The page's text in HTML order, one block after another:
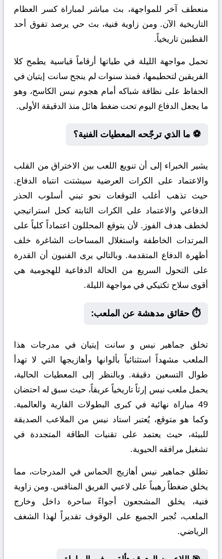
منعطف آخر للمواجهة، بث مباشر لمباراة كسر العظام
التاريخية الآن. ومن زاوية فنية، بث حي يرصد تفوق أحد
القطبين تاريخياً.
تحمل مواجهة الليلة في طياتها أرقاماً قياسية يطمح كلا
الفريقين لتحطيمها، فمنذ سنوات لم ينجح سانت إيتيان في
الحفاظ على نظافة شباكه أمام هجوم نيس الكاسح، وهو
ما يجعل الدفاع اليوم تحت ضغط هائل منذ الدقيقة الأولى.
⚽ ما الذي ترجّحه المعطيات الفنية؟
يشير الخبراء إلى أن تنويع اللعب بين الاختراق من القلب
والاعتماد على الكرات العرضية سيشتت انتباه الدفاع.
حيث تذهب أغلب التوقعات نحو تبني أسلوب الحذر
الدفاعي والاعتماد على الكرات الثابتة كحل استراتيجي
لخطف هدف الفوز. لأن يتوقع المحللون اعتماداً كلياً على
المرتدات الخاطفة واستغلال المساحات الشاغرة خلف
أظهرة الدفاع المتقدمة. وبالتالي يرى الفنيون أن القدرة
على التحول السريع من الحالة الدفاعية للهجومية هي
أقوى سلاح تكتيكي في مواجهة الليلة.
⏱️ حقائق مدهشة عن الملعب:
تخلق جماهير نيس و سانت إيتيان في مدرجات هذا
الملعب مشهداً استثنائياً بألوانها وأهازيجها التي لا تهدأ
طوال التسعين دقيقة. وبالنظر إلى المعطيات الحالية،
يحمل ملعب نيس إرثاً تاريخياً عريقاً، حيث سبق له احتضان
49 مباراة نهائية في كبرى البطولات القارية والعالمية.
وكما هو متوقع، يُعتبر استاد نيس من الملاعب الصديقة
للبيئة، حيث يعتمد على تقنيات الطاقة المتجددة في
تشغيل مرافقه الحيوية.
تطلق جماهير نيس أهازيج الحماس في المدرجات، مما
يخلق ضغطاً رهيباً على لاعبي الفريق المنافس. ومن زاوية
فنية، يخلق المشجعون أجواءً ساحرة داخل وخارج
الملعب، تُجبر الجميع على الوقوف تقديراً لهذا الشغف
الرياضي.